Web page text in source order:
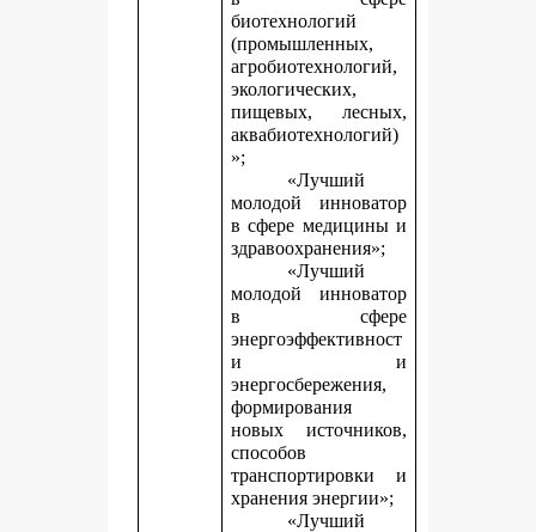
биотехнологий
(промышленных,
агробиотехнологий,
экологических,
пищевых, лесных,
аквабиотехнологий)
»;
«Лучший
молодой инноватор
в сфере медицины и
здравоохранения»;
«Лучший
молодой инноватор
в сфере
энергоэффективност
и и
энергосбережения,
формирования
новых источников,
способов
транспортировки и
хранения энергии»;
«Лучший